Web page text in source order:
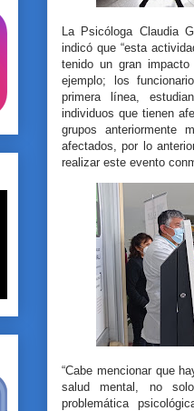
La Psicóloga Claudia
indicó que “esta
tenido un gran
ejemplo; los
primera línea,
individuos que tienen
grupos anteriormente
afectados, por lo
realizar este evento
“Cabe mencionar que
salud mental, no
problemática